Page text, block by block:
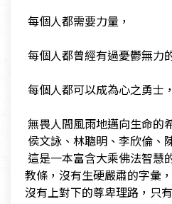
​ 每個人都需要力量，
每個人都曾經有過憂鬱無力
​ 每個人都可以成為心之勇士，
無畏人間風雨地邁向生命的
侯文詠、林聰明、李欣倫、
這是一本富含大乘佛法智慧
教條，沒有生硬嚴肅的字彙
沒有上對下的尊卑理路，只有